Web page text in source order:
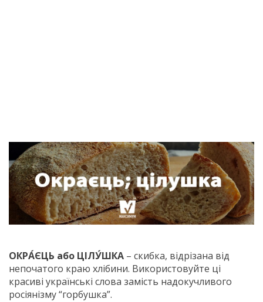
ОКРА́ЄЦЬ або ЦІЛУ́ШКА – скибка, відрізана від
непочатого краю хлібини. Використовуйте ці
красиві українські слова замість надокучливого
росіянізму “горбушка”.